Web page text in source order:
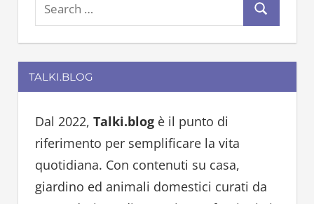
e
a
r
c
:
e
a
TALKI.BLOG
Dal 2022, Talki.blogè il punto di
riferimento per semplificare la vita
quotidiana. Con contenuti su casa,
giardino ed animali domestici curati da